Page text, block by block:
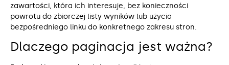
zawartości, która ich interesuje, bez konieczności
powrotu do zbiorczej listy wyników lub użycia
bezpośredniego linku do konkretnego zakresu stron.
Dlaczego paginacja jest ważna?